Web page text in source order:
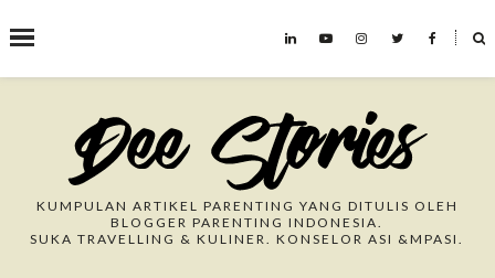
˟
Search This Blog
KUMPULAN ARTIKEL PARENTING YANG DITULIS OLEH
BLOGGER PARENTING INDONESIA.
SUKA TRAVELLING & KULINER. KONSELOR ASI &MPASI.